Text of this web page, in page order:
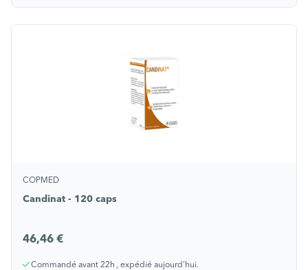
COPMED
Candinat - 120 caps
46,46 €
Commandé avant 22h , expédié aujourd'hui.